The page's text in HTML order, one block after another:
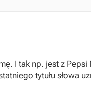
I tak np. jest z Pepsi
tytułu słowa
wystąpi